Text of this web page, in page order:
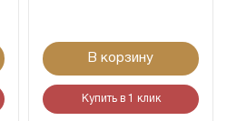
В корзину
Купить в 1 клик